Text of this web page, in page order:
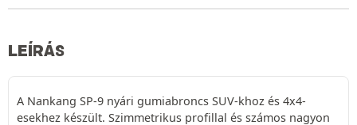
LEÍRÁS
A Nankang SP-9 nyári gumiabroncs SUV-khoz és 4x4-
esekhez készült. Szimmetrikus profillal és számos nagyon